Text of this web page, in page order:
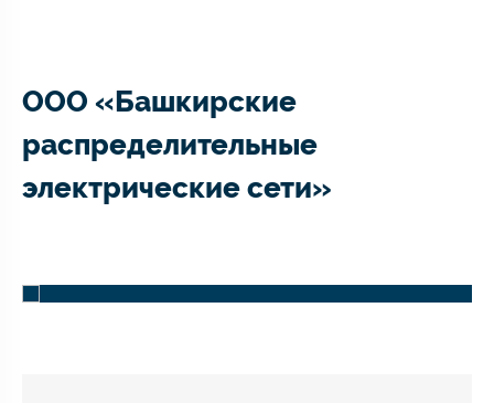
ООО «Башкирские
распределительные
электрические сети»